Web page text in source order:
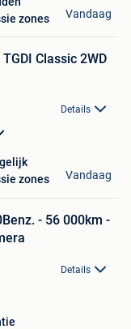
zones
Vandaag
Classic 2WD
Details
zones
Vandaag
- 56 000km -
Details